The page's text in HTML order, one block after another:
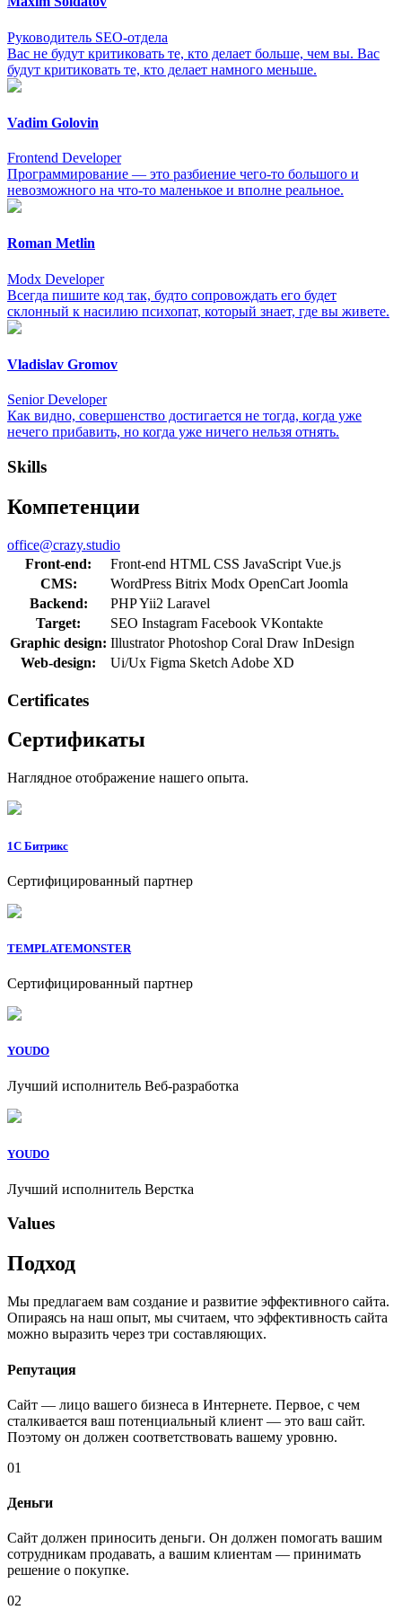
Руководитель SEO-отдела
Вас не будут критиковать те, кто делает больше, чем вы. Вас
будут критиковать те, кто делает намного меньше.
Vadim Golovin
Frontend Developer
Программирование — это разбиение чего-то большого и
невозможного на что-то маленькое и вполне реальное.
Roman Metlin
Modx Developer
Всегда пишите код так, будто сопровождать его будет
склонный к насилию психопат, который знает, где вы живете.
Vladislav Gromov
Senior Developer
Как видно, совершенство достигается не тогда, когда уже
нечего прибавить, но когда уже ничего нельзя отнять.
Skills
Компетенции
office@crazy.studio
Front-end:
Front-end HTML CSS JavaScript Vue.js
CMS:
WordPress Bitrix Modx OpenCart Joomla
Backend:
PHPYii2 Laravel
Target:
SEO Instagram Facebook VKontakte
Graphic design: Illustrator Photoshop Coral Draw InDesign
Web-design:
Ui/Ux Figma Sketch Adobe XD
Сertificates
Сертификаты
Наглядное отображение нашего опыта.
1C Битрикс
Сертифицированный партнер
TEMPLATEMONSTER
Сертифицированный партнер
YOUDO
Лучший исполнитель Веб-разработка
YOUDO
Лучший исполнитель Верстка
Values
Подход
Мы предлагаем вам создание и развитие эффективного сайта.
Опираясь на наш опыт, мы считаем, что эффективность сайта
можно выразить через три составляющих.
Репутация
Сайт — лицо вашего бизнеса в Интернете. Первое, с чем
сталкивается ваш потенциальный клиент — это ваш сайт.
Поэтому он должен соответствовать вашему уровню.
01
Деньги
Сайт должен приносить деньги. Он должен помогать вашим
сотрудникам продавать, а вашим клиентам — принимать
решение о покупке.
02